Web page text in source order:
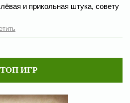
и прикольная штука, совету
ТОП ИГР